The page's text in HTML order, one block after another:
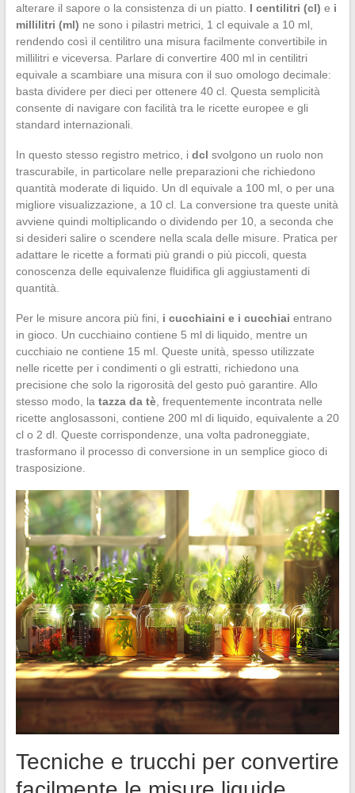
alterare il sapore o la consistenza di un piatto. I centilitri (cl) e i
millilitri (ml) ne sono i pilastri metrici, 1 cl equivale a 10 ml,
rendendo così il centilitro una misura facilmente convertibile in
millilitri e viceversa. Parlare di convertire 400 ml in centilitri
equivale a scambiare una misura con il suo omologo decimale:
basta dividere per dieci per ottenere 40 cl. Questa semplicità
consente di navigare con facilità tra le ricette europee e gli
standard internazionali.
In questo stesso registro metrico, i dcl svolgono un ruolo non
trascurabile, in particolare nelle preparazioni che richiedono
quantità moderate di liquido. Un dl equivale a 100 ml, o per una
migliore visualizzazione, a 10 cl. La conversione tra queste unità
avviene quindi moltiplicando o dividendo per 10, a seconda che
si desideri salire o scendere nella scala delle misure. Pratica per
adattare le ricette a formati più grandi o più piccoli, questa
conoscenza delle equivalenze fluidifica gli aggiustamenti di
quantità.
Per le misure ancora più fini, i cucchiaini e i cucchiai entrano
in gioco. Un cucchiaino contiene 5 ml di liquido, mentre un
cucchiaio ne contiene 15 ml. Queste unità, spesso utilizzate
nelle ricette per i condimenti o gli estratti, richiedono una
precisione che solo la rigorosità del gesto può garantire. Allo
stesso modo, la tazza da tè, frequentemente incontrata nelle
ricette anglosassoni, contiene 200 ml di liquido, equivalente a 20
cl o 2 dl. Queste corrispondenze, una volta padroneggiate,
trasformano il processo di conversione in un semplice gioco di
trasposizione.
Tecniche e trucchi per convertire